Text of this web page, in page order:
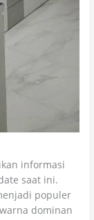
informasi
saat ini.
populer
dominan